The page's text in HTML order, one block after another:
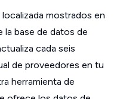
mostrados en
la base de datos de
cada seis
de proveedores en tu
herramienta de